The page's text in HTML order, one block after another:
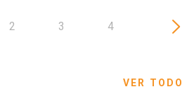
2 3 4
VER TODO